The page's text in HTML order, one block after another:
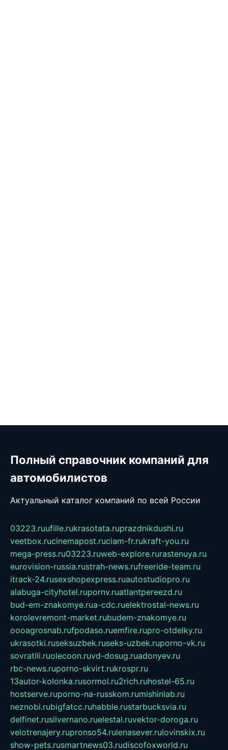
Полный справочник компаний для
автомобилистов
Актуальный каталог компаний по всей России
03223.ruufille.rukrasotata.ruprazdnikdushi.ru
veetbox.rucinemapost.ruciam-fr.rukraft-you.ru
mega-press.ru03223.ruweb-explore.rurastenuya.ru
eurovision-russia.rustrah-news.rufreeride-team.ru
itrack-24.rusexshopexpress.ruautostudiopro.ru
alabuga-cityhotel.rupornv.ruatlantpereezd.ru
bud-em-znakomye.rua-cdc.ruelektrostal-news.ru
korolevremont-market.rubudem-znakomye.ru
oooagrosnab.rufpodaso.ruemfire.rupro-otdelky.ru
ukrasotki.ruseksuzbek.ruseks-uzbek.ruporno-vk.ru
sovratili.ruolecoon.ruvd-dosug.ruadonyev.ru
rbc-news.ruporno-skvirt.rukrospr.ru
13autor-kolonka.rusormol.ru2rich.ruhostel-65.ru
hostserve.ruporno-na-russkom.rumishinlab.ru
neznobi.rubigfatcc.ruhabble.rustarbucksvia.ru
delfinet.rusilvernano.ruelestal.ruvektor-doroga.ru
velotrenajery.rupronso54.rulenasever.rulovinskix.ru
show-pets.rusmartnews03.rudiscofoxworld.ru